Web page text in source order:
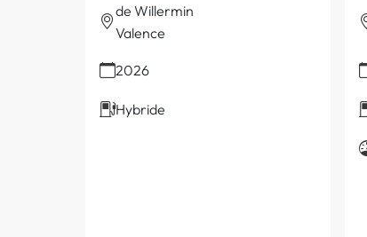
de Willermin
Valence
2026
Hybride